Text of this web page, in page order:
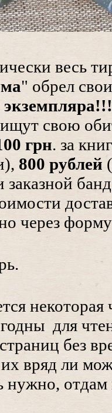
весь
" обрел
экземпляра!!!
свою
грн. за
800 рублей
заказной
через
некоторая
для
без
вряд ли
нужно, отдам